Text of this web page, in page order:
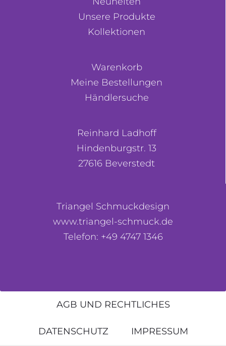
Unsere Produkte
Kollektionen
Warenkorb
Meine Bestellungen
Händlersuche
Reinhard Ladhoff
Hindenburgstr. 13
27616 Beverstedt
Triangel Schmuckdesign
www.triangel-schmuck.de
Telefon: +49 4747 1346
AGB UND RECHTLICHES
DATENSCHUTZ IMPRESSUM